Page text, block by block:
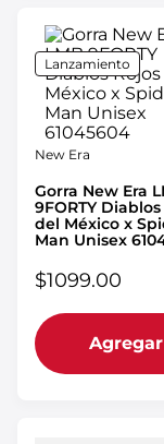
Lanzamiento
New Era
Gorra New Era
9FORTY Diablos
del México x
Man Unisex
$1099.00
Agregar